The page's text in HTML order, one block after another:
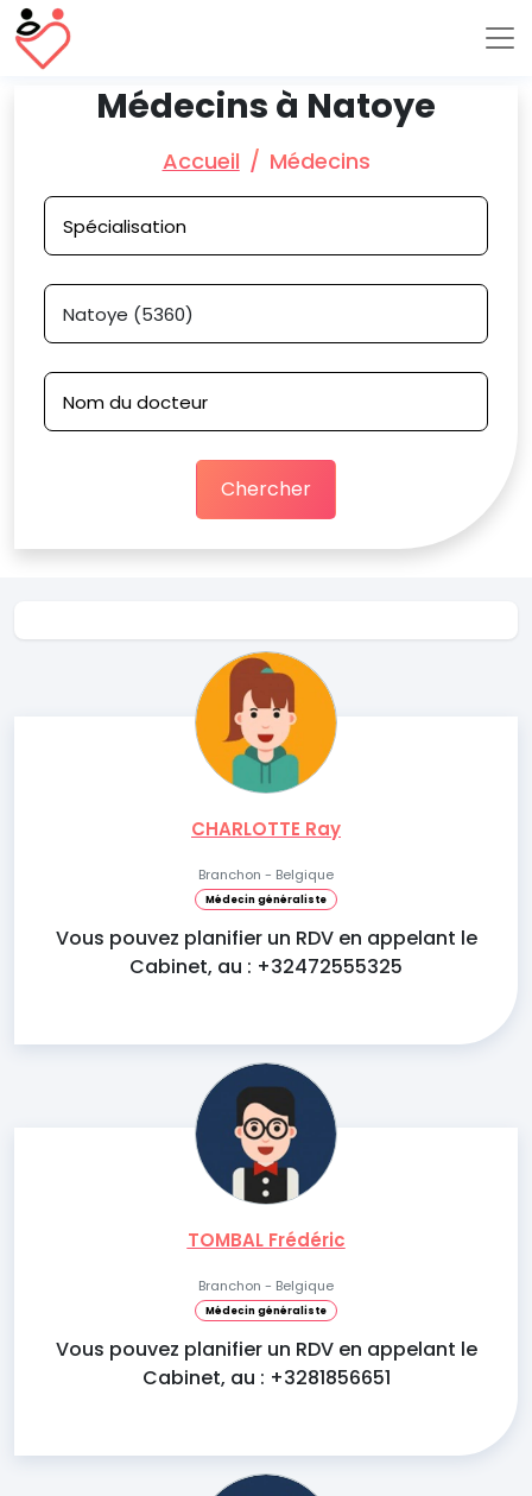
Médecins à Natoye
Accueil Médecins
Chercher
CHARLOTTE Ray
Branchon - Belgique
Médecin généraliste
Vous pouvez planifier un RDV en appelant le
Cabinet, au : +32472555325
TOMBAL Frédéric
Branchon - Belgique
Médecin généraliste
Vous pouvez planifier un RDV en appelant le
Cabinet, au : +3281856651